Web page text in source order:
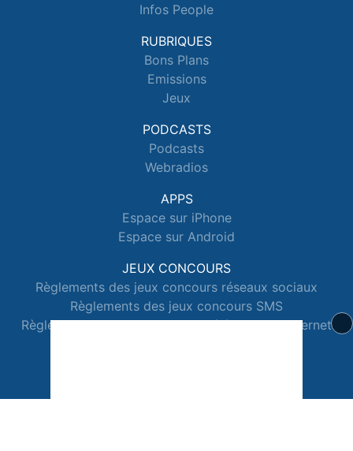
Infos People
RUBRIQUES
Bons Plans
Emissions
Jeux
PODCASTS
Podcasts
Webradios
APPS
Espace sur iPhone
Espace sur Android
JEUX CONCOURS
Règlements des jeux concours réseaux sociaux
Règlements des jeux concours SMS
Règlements des jeux concours téléphone et internet